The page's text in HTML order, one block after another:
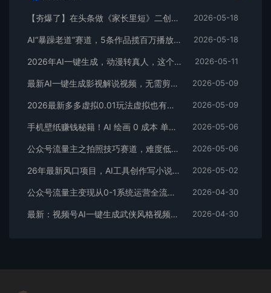
【夯爆了】在头条做《家长里短》二创小故事，这个月收益2w+ 2026-05-18
AI“暴躁老道”赛道，5条作品揽百万播放！（附变现全攻略） 2026-05-18
2026年AI一键生成，动漫转真人，这个月靠这个AI赚了2W+ 2026-05-11
最新AI一键生成影视解说视频，无需剪辑3分钟1条，条条爆款，多平台变现日入2000+ 2026-05-09
2026最新多多虚拟0.01玩法虚拟也有新门路轻松日入2500! 2026-05-09
手机壁纸赚钱秘籍！AI 绘画 0 成本 单店狂销 3.8 万单 2026-05-06
公众号流量主之拍照技巧赛道，难度低+流量大，起号第一篇就爆了10w阅读！ 2026-05-06
26年最新风口项目，AI工具创作写小说，轻松实现日入1000+ 2026-05-02
公众号流量主变现从0-1系统运营全流程讲解！ 2026-04-30
最新：视频号AI一键生成武侠风格视频，狂撸视频号分成收益，学完轻松日入1000+ 2026-04-30